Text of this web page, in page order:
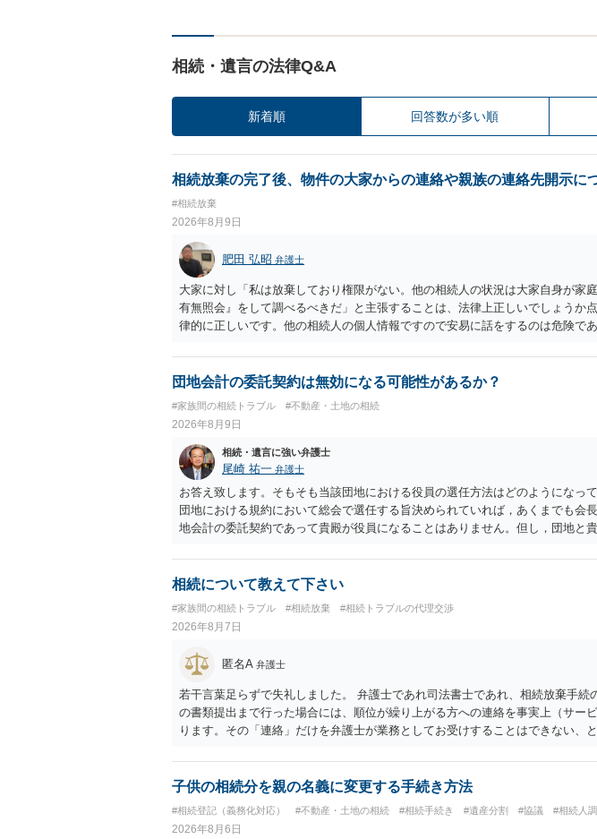
相続・遺言の法律Q&A
新着順 回答数が多い順
相続放棄の完了後、物件の大家からの連絡や親族の連絡先開示に
#相続放棄
2026年8月9日
肥田 弘昭 弁護士
大家に対し「私は放棄しており権限がない。他の相続人の状況は大家自身が家
有無照会』をして調べるべきだ」と主張することは、法律上正しいでしょうか
律的に正しいです。他の相続人の個人情報ですので安易に話をするのは危険で
らです。ご参考にしてください。
団地会計の委託契約は無効になる可能性があるか？
#家族間の相続トラブル #不動産・土地の相続
2026年8月9日
相続・遺言に強い弁護士
尾崎 祐一 弁護士
お答え致します。そもそも当該団地における役員の選任方法はどのようになっ
団地における規約において総会で選任する旨決められていれば，あくまでも会
地会計の委託契約であって貴殿が役員になることはありません。但し，団地と
より委託契約は有効に成立しています。
相続について教えて下さい
#家族間の相続トラブル #相続放棄 #相続トラブルの代理交渉
2026年8月7日
匿名A 弁護士
若干言葉足らずで失礼しました。 弁護士であれ司法書士であれ、相続放棄手続
の書類提出まで行った場合には、順位が繰り上がる方への連絡を事実上（サー
ります。その「連絡」だけを弁護士が業務としてお受けすることはできない、
子供の相続分を親の名義に変更する手続き方法
#相続登記（義務化対応） #不動産・土地の相続 #相続手続き #遺産分割 #協議 #相続人
2026年8月6日